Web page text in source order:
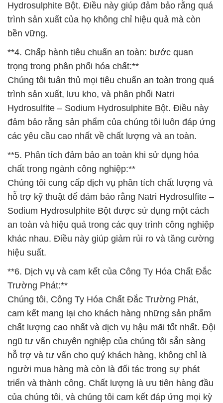
Hydrosulphite Bột. Điều này giúp đảm bảo rằng quá
trình sản xuất của họ không chỉ hiệu quả mà còn
bền vững.
**4. Chấp hành tiêu chuẩn an toàn: bước quan
trọng trong phân phối hóa chất:**
Chúng tôi tuân thủ mọi tiêu chuẩn an toàn trong quá
trình sản xuất, lưu kho, và phân phối Natri
Hydrosulfite – Sodium Hydrosulphite Bột. Điều này
đảm bảo rằng sản phẩm của chúng tôi luôn đáp ứng
các yêu cầu cao nhất về chất lượng và an toàn.
**5. Phân tích đảm bảo an toàn khi sử dụng hóa
chất trong ngành công nghiệp:**
Chúng tôi cung cấp dịch vụ phân tích chất lượng và
hỗ trợ kỹ thuật để đảm bảo rằng Natri Hydrosulfite –
Sodium Hydrosulphite Bột được sử dụng một cách
an toàn và hiệu quả trong các quy trình công nghiệp
khác nhau. Điều này giúp giảm rủi ro và tăng cường
hiệu suất.
**6. Dịch vụ và cam kết của Công Ty Hóa Chất Đắc
Trường Phát:**
Chúng tôi, Công Ty Hóa Chất Đắc Trường Phát,
cam kết mang lại cho khách hàng những sản phẩm
chất lượng cao nhất và dịch vụ hậu mãi tốt nhất. Đội
ngũ tư vấn chuyên nghiệp của chúng tôi sẵn sàng
hỗ trợ và tư vấn cho quý khách hàng, không chỉ là
người mua hàng mà còn là đối tác trong sự phát
triển và thành công. Chất lượng là ưu tiên hàng đầu
của chúng tôi, và chúng tôi cam kết đáp ứng mọi kỳ